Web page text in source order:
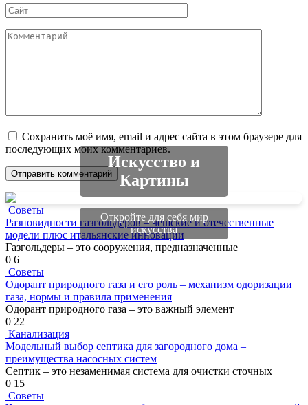
Сайт
Комментарий
Сохранить моё имя, email и адрес сайта в этом браузере для
последующих моих комментариев.
Искусство и
Картины
Откройте для себя мир
искусства
Советы
Разновидности газгольдеров – чешские и отечественные
модели плюс итальянские инновации
Газгольдеры – это сооружения, предназначенные
0 6
Советы
Одорант природного газа и его роль – механизм одоризации
газа, нормы и правила применения
Одорант природного газа – это важный элемент
0 22
Канализация
Модельный выбор септика для загородного дома –
преимущества насосных систем
Септик – это незаменимая система для очистки сточных
0 15
Советы